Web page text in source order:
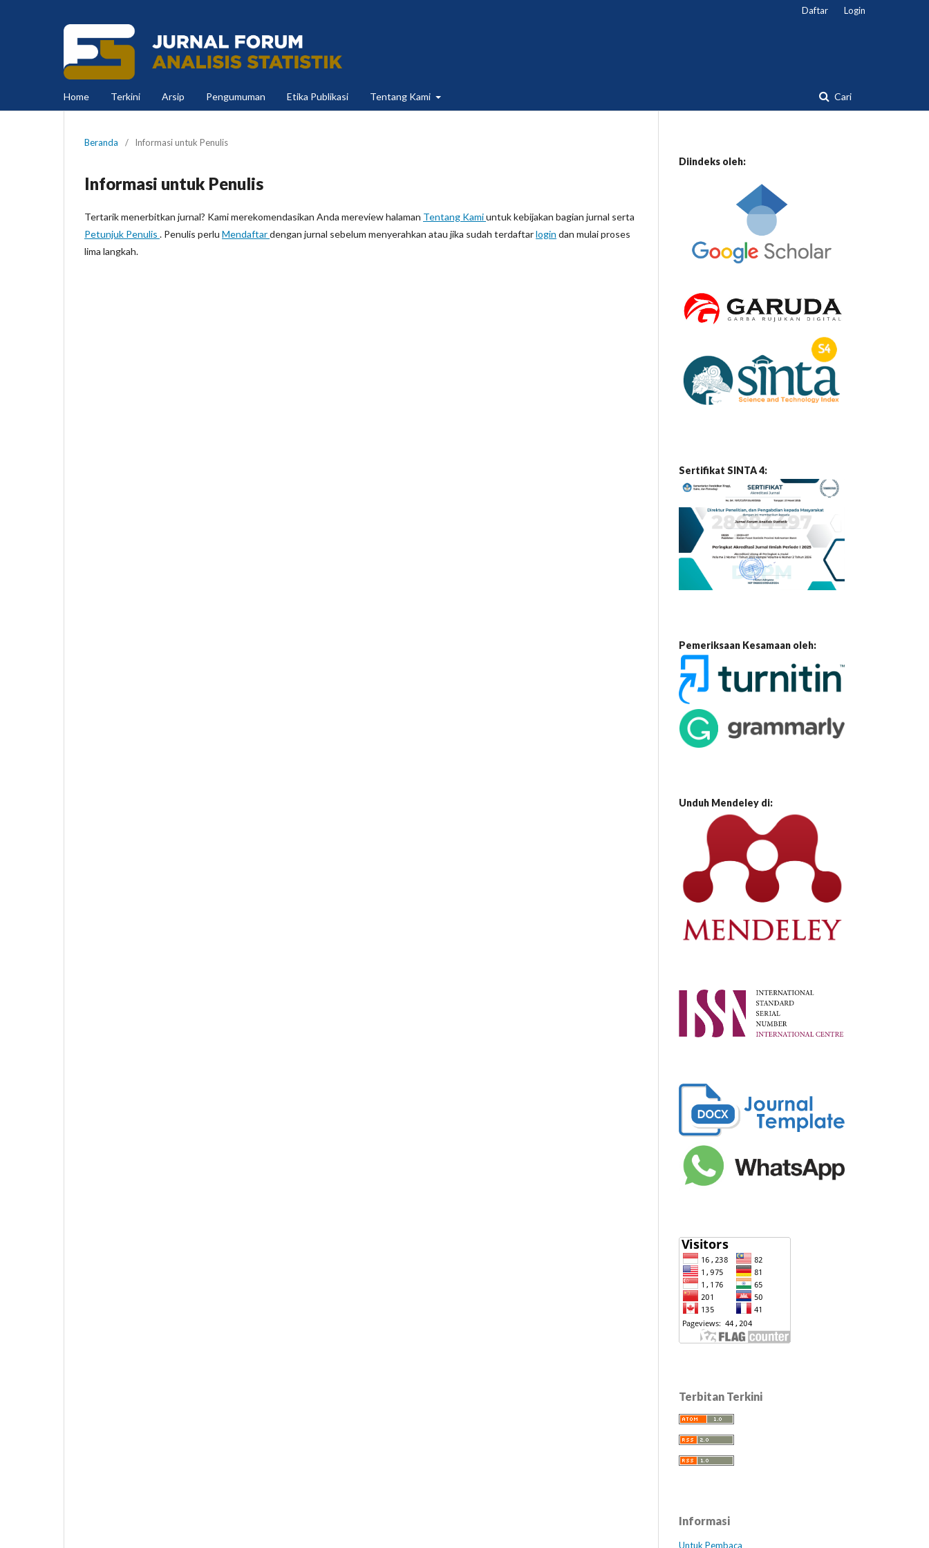
Home Terkini Arsip Pengumuman Etika Publikasi Tentang Kami Cari
Daftar Login
Beranda / Informasi untuk Penulis
Informasi untuk Penulis
Tertarik menerbitkan jurnal? Kami merekomendasikan Anda mereview halaman Tentang Kamiuntuk kebijakan bagian jurnal serta
Petunjuk Penulis . Penulis perlu Mendaftardengan jurnal sebelum menyerahkan atau jika sudah terdaftarlogin dan mulai proses
lima langkah.
Diindeks oleh:
Sertifikat SINTA 4:
Pemeriksaan Kesamaan oleh:
Unduh Mendeley di:
Terbitan Terkini
Informasi
Untuk Pembaca